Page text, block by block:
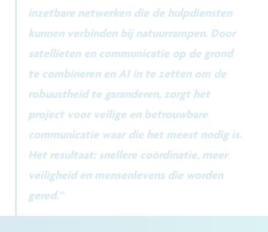
inzetbare netwerken die de hulpdiensten
kunnen verbinden bij natuurrampen. Door
satellieten en communicatie op de grond
te combineren en AI in te zetten om de
robuustheid te garanderen, zorgt het
project voor veilige en betrouwbare
communicatie waar die het meest nodig is.
Het resultaat: snellere coördinatie, meer
veiligheid en mensenlevens die worden
gered.”